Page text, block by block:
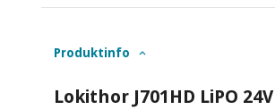
Produktinfo
Lokithor J701HD LiPO 24V